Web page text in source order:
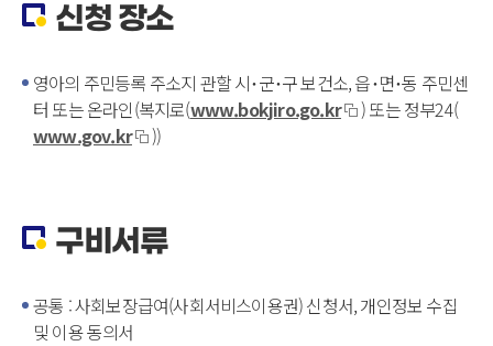
신청 장소
영아의 주민등록 주소지 관할 시･군･구 보건소, 읍･면･동 주민센
터 또는 온라인(복지로(www.bokjiro.go.kr
) 또는 정부24(
www.gov.kr
))
구비서류
공통 : 사회보장급여(사회서비스이용권) 신청서, 개인정보 수집
및 이용 동의서